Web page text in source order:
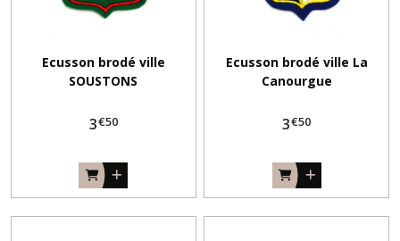
Ecusson brodé ville
SOUSTONS
3€50
Ecusson brodé ville La
Canourgue
3€50